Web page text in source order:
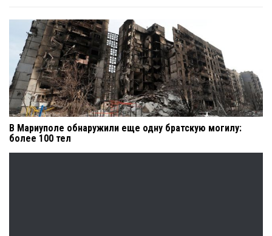
В Мариуполе обнаружили еще одну братскую могилу:
более 100 тел